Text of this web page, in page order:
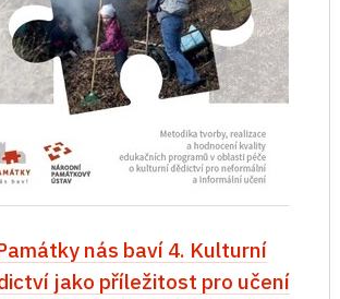
nás baví 4. Kulturní
jako příležitost pro učení